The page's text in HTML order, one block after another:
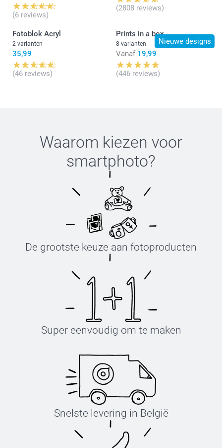
(6 reviews)
(2808 reviews)
Fotoblok Acryl
2 varianten
35,99
(46 reviews)
Nieuwe designs
Prints in a box
8 varianten
Vanaf 19,99
(446 reviews)
Waarom kiezen voor
smartphoto?
De grootste keuze aan fotoproducten
Super eenvoudig om te maken
Snelste levering in België